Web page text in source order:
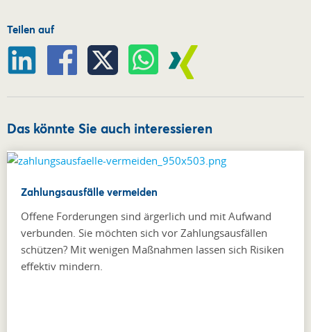
Teilen auf
Das könnte Sie auch interessieren
Zahlungsausfälle vermeiden
Offene Forderungen sind ärgerlich und mit Aufwand
verbunden. Sie möchten sich vor Zahlungsausfällen
schützen? Mit wenigen Maßnahmen lassen sich Risiken
effektiv mindern.